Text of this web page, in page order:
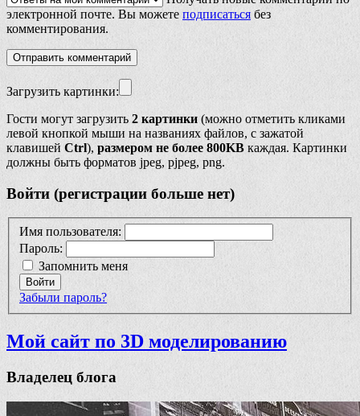
электронной почте. Вы можете подписаться без
комментирования.
Загрузить картинки:
Гости могут загрузить 2 картинки (можно отметить кликами
левой кнопкой мыши на названиях файлов, с зажатой
клавишей Ctrl), размером не более 800KB каждая. Картинки
должны быть форматов jpeg, pjpeg, png.
Войти (регистрации больше нет)
Имя пользователя:
Пароль:
Запомнить меня
Войти
Забыли пароль?
Мой сайт по 3D моделированию
Владелец блога